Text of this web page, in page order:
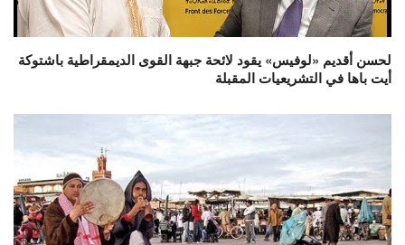
لحسن أقديم «لوفيس» يقود لائحة جبهة القوى الديمقراطية باشتوكة
أيت باها في التشريعيات المقبلة